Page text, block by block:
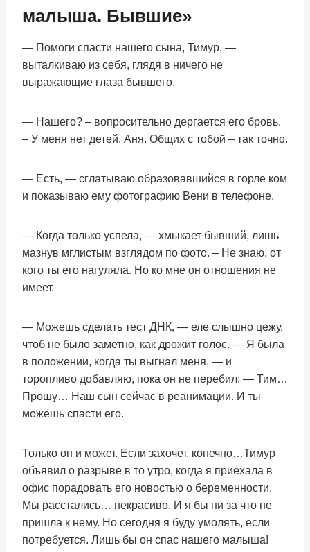
малыша. Бывшие»
— Помоги спасти нашего сына, Тимур, —
выталкиваю из себя, глядя в ничего не
выражающие глаза бывшего.
— Нашего? – вопросительно дергается его бровь.
– У меня нет детей, Аня. Общих с тобой – так точно.
— Есть, — сглатываю образовавшийся в горле ком
и показываю ему фотографию Вени в телефоне.
— Когда только успела, — хмыкает бывший, лишь
мазнув мглистым взглядом по фото. – Не знаю, от
кого ты его нагуляла. Но ко мне он отношения не
имеет.
— Можешь сделать тест ДНК, — еле слышно цежу,
чтоб не было заметно, как дрожит голос. — Я была
в положении, когда ты выгнал меня, — и
торопливо добавляю, пока он не перебил: — Тим…
Прошу… Наш сын сейчас в реанимации. И ты
можешь спасти его.
Только он и может. Если захочет, конечно…Тимур
объявил о разрыве в то утро, когда я приехала в
офис порадовать его новостью о беременности.
Мы расстались… некрасиво. И я бы ни за что не
пришла к нему. Но сегодня я буду умолять, если
потребуется. Лишь бы он спас нашего малыша!